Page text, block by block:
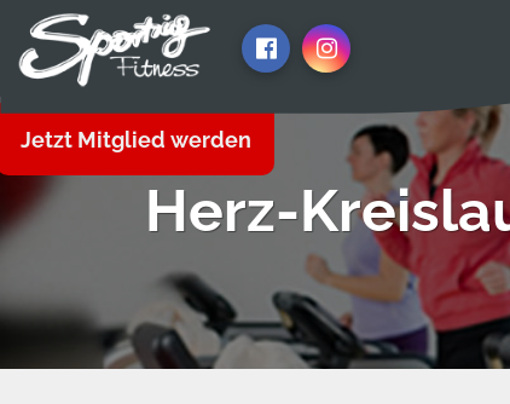
Jetzt Mitglied werden
Herz-